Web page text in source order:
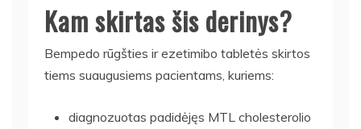
Kam skirtas šis derinys?
Bempedo rūgšties ir ezetimibo tabletės skirtos
tiems suaugusiems pacientams, kuriems:
diagnozuotas padidėjęs MTL cholesterolio